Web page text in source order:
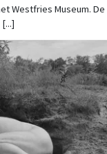
START
Westfries Museum. De